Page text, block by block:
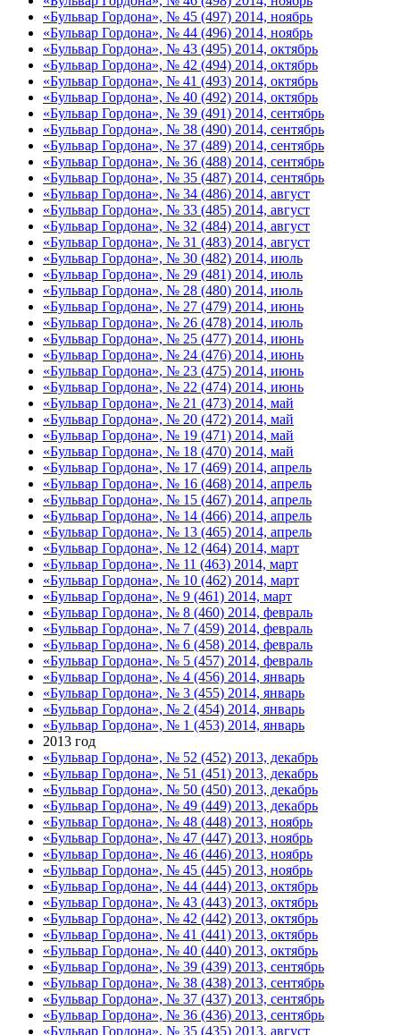
«Бульвар Гордона», № 45 (497) 2014, ноябрь
«Бульвар Гордона», № 44 (496) 2014, ноябрь
«Бульвар Гордона», № 43 (495) 2014, октябрь
«Бульвар Гордона», № 42 (494) 2014, октябрь
«Бульвар Гордона», № 41 (493) 2014, октябрь
«Бульвар Гордона», № 40 (492) 2014, октябрь
«Бульвар Гордона», № 39 (491) 2014, сентябрь
«Бульвар Гордона», № 38 (490) 2014, сентябрь
«Бульвар Гордона», № 37 (489) 2014, сентябрь
«Бульвар Гордона», № 36 (488) 2014, сентябрь
«Бульвар Гордона», № 35 (487) 2014, сентябрь
«Бульвар Гордона», № 34 (486) 2014, август
«Бульвар Гордона», № 33 (485) 2014, август
«Бульвар Гордона», № 32 (484) 2014, август
«Бульвар Гордона», № 31 (483) 2014, август
«Бульвар Гордона», № 30 (482) 2014, июль
«Бульвар Гордона», № 29 (481) 2014, июль
«Бульвар Гордона», № 28 (480) 2014, июль
«Бульвар Гордона», № 27 (479) 2014, июнь
«Бульвар Гордона», № 26 (478) 2014, июль
«Бульвар Гордона», № 25 (477) 2014, июнь
«Бульвар Гордона», № 24 (476) 2014, июнь
«Бульвар Гордона», № 23 (475) 2014, июнь
«Бульвар Гордона», № 22 (474) 2014, июнь
«Бульвар Гордона», № 21 (473) 2014, май
«Бульвар Гордона», № 20 (472) 2014, май
«Бульвар Гордона», № 19 (471) 2014, май
«Бульвар Гордона», № 18 (470) 2014, май
«Бульвар Гордона», № 17 (469) 2014, апрель
«Бульвар Гордона», № 16 (468) 2014, апрель
«Бульвар Гордона», № 15 (467) 2014, апрель
«Бульвар Гордона», № 14 (466) 2014, апрель
«Бульвар Гордона», № 13 (465) 2014, апрель
«Бульвар Гордона», № 12 (464) 2014, март
«Бульвар Гордона», № 11 (463) 2014, март
«Бульвар Гордона», № 10 (462) 2014, март
«Бульвар Гордона», № 9 (461) 2014, март
«Бульвар Гордона», № 8 (460) 2014, февраль
«Бульвар Гордона», № 7 (459) 2014, февраль
«Бульвар Гордона», № 6 (458) 2014, февраль
«Бульвар Гордона», № 5 (457) 2014, февраль
«Бульвар Гордона», № 4 (456) 2014, январь
«Бульвар Гордона», № 3 (455) 2014, январь
«Бульвар Гордона», № 2 (454) 2014, январь
«Бульвар Гордона», № 1 (453) 2014, январь
2013 год
«Бульвар Гордона», № 52 (452) 2013, декабрь
«Бульвар Гордона», № 51 (451) 2013, декабрь
«Бульвар Гордона», № 50 (450) 2013, декабрь
«Бульвар Гордона», № 49 (449) 2013, декабрь
«Бульвар Гордона», № 48 (448) 2013, ноябрь
«Бульвар Гордона», № 47 (447) 2013, ноябрь
«Бульвар Гордона», № 46 (446) 2013, ноябрь
«Бульвар Гордона», № 45 (445) 2013, ноябрь
«Бульвар Гордона», № 44 (444) 2013, октябрь
«Бульвар Гордона», № 43 (443) 2013, октябрь
«Бульвар Гордона», № 42 (442) 2013, октябрь
«Бульвар Гордона», № 41 (441) 2013, октябрь
«Бульвар Гордона», № 40 (440) 2013, октябрь
«Бульвар Гордона», № 39 (439) 2013, сентябрь
«Бульвар Гордона», № 38 (438) 2013, сентябрь
«Бульвар Гордона», № 37 (437) 2013, сентябрь
«Бульвар Гордона», № 36 (436) 2013, сентябрь
«Бульвар Гордона», № 35 (435) 2013, август